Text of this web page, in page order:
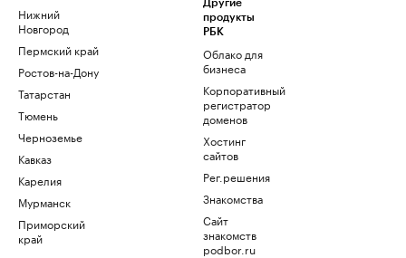
Нижний
Новгород
Пермский край
Ростов-на-Дону
Татарстан
Тюмень
Черноземье
Кавказ
Карелия
Мурманск
Приморский
край
Другие
продукты
РБК
Облако для
бизнеса
Корпоративный
регистратор
доменов
Хостинг
сайтов
Рег.решения
Знакомства
Сайт
знакомств
podbor.ru